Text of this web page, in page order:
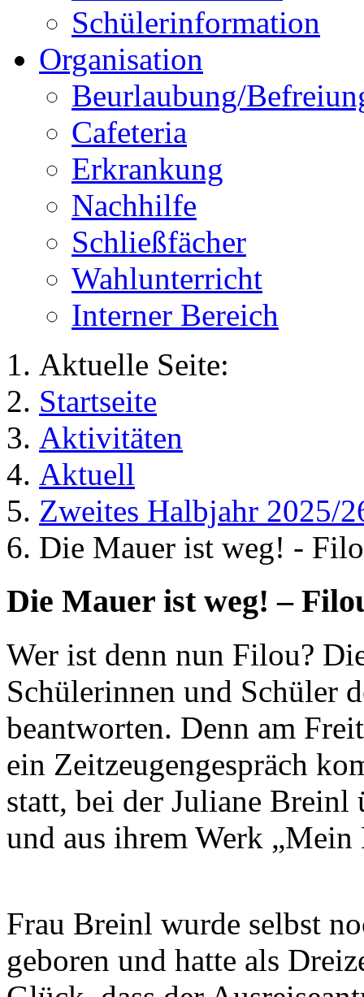
Schülerinformation
Organisation
Beurlaubung/
Cafeteria
Erkrankung
Nachhilfe
Schließfächer
Wahlunterricht
Interner Bereich
Aktuelle Seite:
Startseite
Aktivitäten
Aktuell
Zweites Halbjahr 2025/
Die Mauer ist weg! -
Die Mauer ist weg! –
Wer ist denn nun Filou?
Schülerinnen und Schüler
beantworten. Denn am
ein Zeitzeugengespräch
statt, bei der Juliane Breinl
und aus ihrem Werk
Frau Breinl wurde selbst
geboren und hatte als